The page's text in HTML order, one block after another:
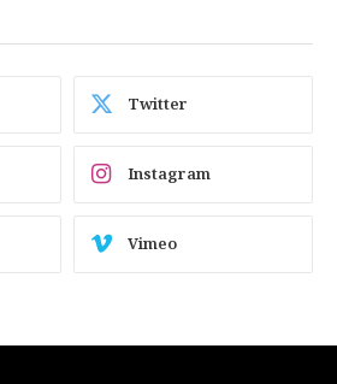
Twitter
Instagram
Vimeo